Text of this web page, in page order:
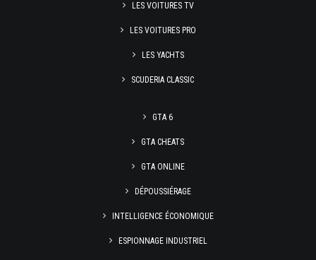
LES VOITURES TV
LES VOITURES PRO
LES YACHTS
SCUDERIA CLASSIC
GTA 6
GTA CHEATS
GTA ONLINE
DÉPOUSSIÉRAGE
INTELLIGENCE ÉCONOMIQUE
ESPIONNAGE INDUSTRIEL